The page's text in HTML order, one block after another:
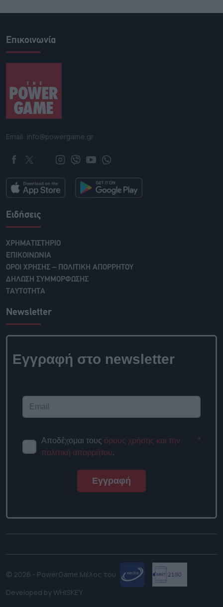
Επικοινωνία
Email: info@powergame.gr
Ειδήσεις
ΧΡΗΜΑΤΙΣΤΗΡΙΟ
ΕΠΙΚΟΙΝΩΝΙΑ
ΟΡΟΙ ΧΡΗΣΗΣ – ΠΟΛΙΤΙΚΗ ΑΠΟΡΡΗΤΟΥ
ΔΗΛΩΣΗ ΣΥΜΜΟΡΦΩΣΗΣ
ΤΑΥΤΟΤΗΤΑ
Newsletter
Εγγραφή στο newsletter
Αποδέχομαι τους όρους χρήσης και την
πολιτική απορρήτου.
*
Εγγραφή
© 2026 - PowerGame.Μέλος του
Developed by WHISKEY